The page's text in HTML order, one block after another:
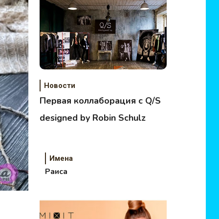
Новости
Первая коллаборация с Q/S
designed by Robin Schulz
Имена
Раиса